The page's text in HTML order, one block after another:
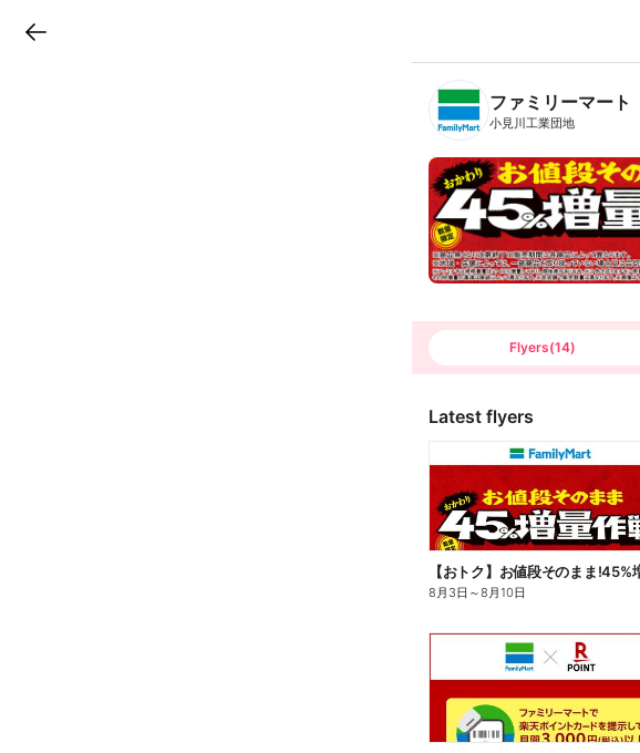
B
n
T
ファミリーマート
小見川工業団地
Flyers(14)
Latest flyers
8月3日 ～8月10日